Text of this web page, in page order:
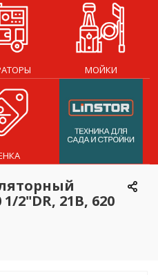
МОЙКИ
1/2"DR, 21В, 620